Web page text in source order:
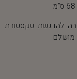
להדגשת טקסטורת
מושלם